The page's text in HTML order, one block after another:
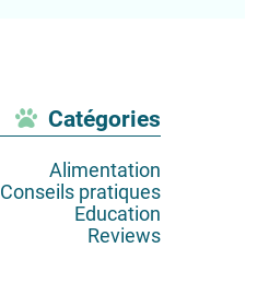
Catégories
Alimentation
Conseils pratiques
Education
Reviews